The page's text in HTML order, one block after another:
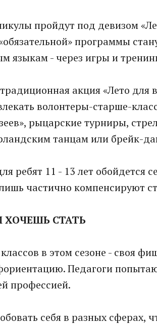
пройдут под девизом
программы
языкам - через игры и
акция «Лето для
волонтеры-старше-
рыцарские турниры,
танцам или брейк-
ребят 11 - 13 лет обойдется
частично компенсируют
СТАТЬ
в этом сезоне - своя
Педагоги
профессией.
себя в разных сферах,